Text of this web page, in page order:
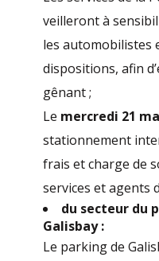
veilleront à
les automobilistes
dispositions, afin
gênant ;
Le mercredi 21
stationnement
frais et charge de
services et agents
du secteur du
Le parking de